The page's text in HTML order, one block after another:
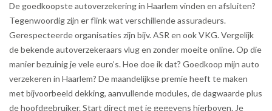
De goedkoopste autoverzekering in Haarlem vinden en afsluiten?
Tegenwoordig zijn er flink wat verschillende assuradeurs.
Gerespecteerde organisaties zijn bijv. ASR en ook VKG. Vergelijk
de bekende autoverzekeraars vlug en zonder moeite online. Op die
manier bezuinig je vele euro’s. Hoe doe ik dat? Goedkoop mijn auto
verzekeren in Haarlem? De maandelijkse premie heeft te maken
met bijvoorbeeld dekking, aanvullende modules, de dagwaarde plus
de hoofdgebruiker. Start direct met je gegevens hierboven. Je